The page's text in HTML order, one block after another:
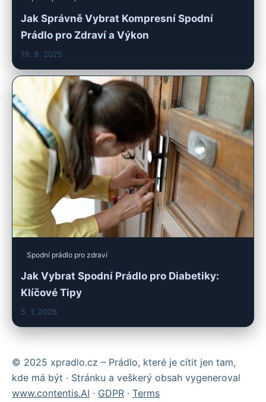
Jak Správně Vybrat Kompresní Spodní
Prádlo pro Zdraví a Výkon
19. 9. 2025
Spodní prádlo pro zdraví
Jak Vybrat Spodní Prádlo pro Diabetiky:
Klíčové Tipy
5. 1. 2026
© 2025 xpradlo.cz – Prádlo, které je cítit jen tam,
kde má být · Stránku a veškerý obsah vygeneroval
www.contentis.AI · GDPR · Terms